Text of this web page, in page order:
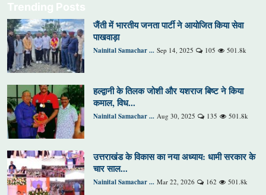
Trending Posts
जैंती में भारतीय जनता पार्टी ने आयोजित किया सेवा
पाखवाड़ा
Nainital Samachar ... Sep 14, 2025 105 501.8k
हल्द्वानी के तिलक जोशी और यशराज बिष्ट ने किया
कमाल, विध...
Nainital Samachar ... Aug 30, 2025 135 501.8k
उत्तराखंड के विकास का नया अध्याय: धामी सरकार के
चार साल...
Nainital Samachar ... Mar 22, 2026 162 501.8k